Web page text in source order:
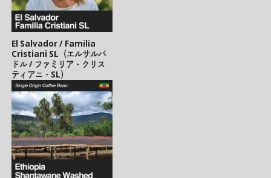
El Salvador / Familia
Cristiani SL（エルサルバ
ドル / ファミリア・クリス
ティアニ・SL）